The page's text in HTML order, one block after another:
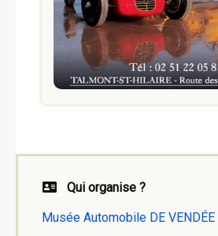
Qui organise ?
Musée Automobile DE VENDÉE